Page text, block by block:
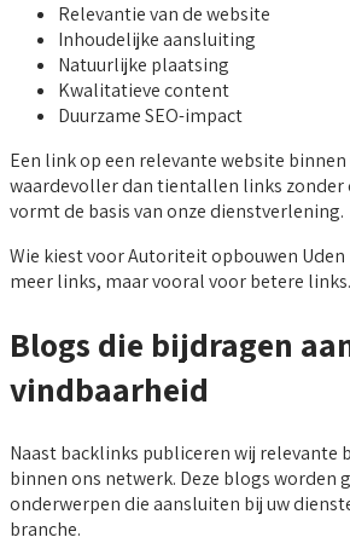
Relevantie van de website
Inhoudelijke aansluiting
Natuurlijke plaatsing
Kwalitatieve content
Duurzame SEO-impact
Een link op een relevante website binnen
waardevoller dan tientallen links zonder
vormt de basis van onze dienstverlening.
Wie kiest voor Autoriteit opbouwen
meer links, maar vooral voor betere links.
Blogs die bijdragen
vindbaarheid
Naast backlinks publiceren wij relevante
binnen ons netwerk. Deze blogs worden
onderwerpen die aansluiten bij uw
branche.